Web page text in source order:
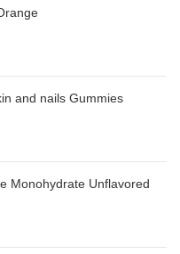
and nails Gummies
Monohydrate Unflavored